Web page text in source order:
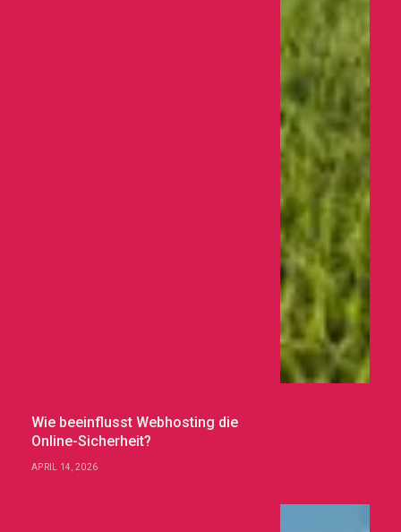
Wie beeinflusst Webhosting die
Online-Sicherheit?
APRIL 14, 2026